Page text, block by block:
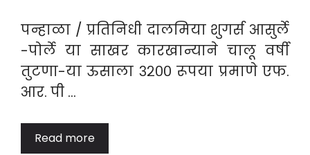
पन्हाळा / प्रतिनिधी दालमिया शुगर्स आसुर्ले
-पोर्ले या साखर कारखान्याने चालू वर्षी
तुटणा-या ऊसाला ३२०० रूपया प्रमाणे एफ.
आर. पी …
Read more